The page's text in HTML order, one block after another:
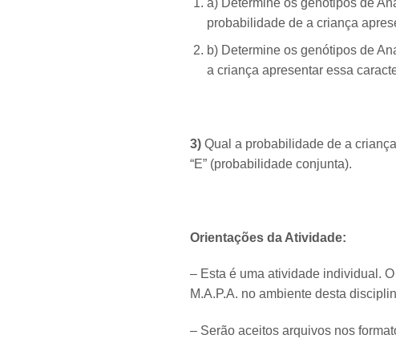
probabilidade de a criança
b) Determine os genótipos de
a criança apresentar essa
3) Qual a probabilidade de a
“E” (probabilidade conjunta).
Orientações da Atividade:
– Esta é uma atividade individual.
M.A.P.A. no ambiente desta
– Serão aceitos arquivos nos